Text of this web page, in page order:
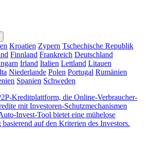
Kroatien Zypern Tschechische Republik
Finnland Frankreich Deutschland
Irland Italien Lettland Litauen
Niederlande Polen Portugal Rumänien
Spanien Schweden
Kreditplattform, die Online-Verbraucher-
mit Investoren-Schutzmechanismen
Invest-Tool bietet eine mühelose
auf den Kriterien des Investors.